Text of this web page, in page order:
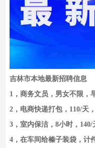
吉林市本地最新招聘信息
1，商务文员，男女不限，
2，电商快递打包，110/天
3，室内保洁，8小时，140/
4，在车间给榛子装袋，计